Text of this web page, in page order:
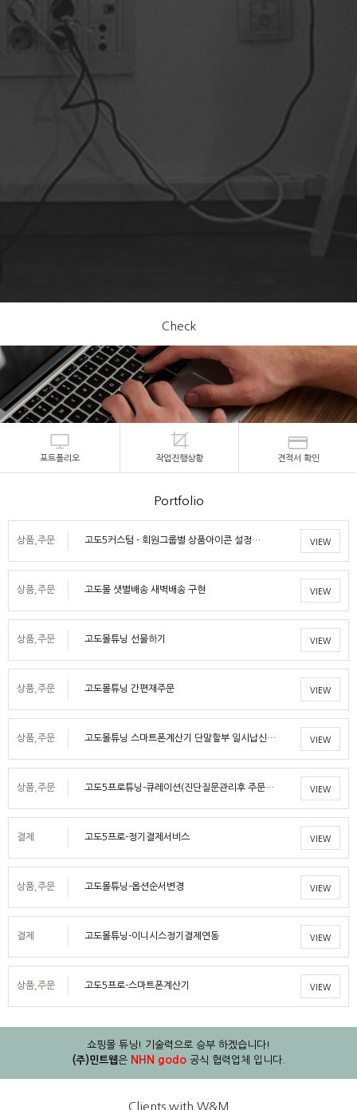
Check
포트폴리오 작업진행상황 견적서 확인
Portfolio
상품,주문 고도5커스텀 - 회원그룹별 상품아이콘 설정… VIEW
상품,주문 고도몰 샛별배송 새벽배송 구현 VIEW
상품,주문 고도몰튜닝 선물하기 VIEW
상품,주문 고도몰튜닝 간편재주문 VIEW
상품,주문 고도몰튜닝 스마트폰계산기 단말할부 일시납신… VIEW
상품,주문 고도5프로튜닝-큐레이션(진단질문관리후 주문… VIEW
결제 고도5프로-정기결제서비스 VIEW
상품,주문 고도몰튜닝-옵션순서변경 VIEW
결제 고도몰튜닝-이니시스정기결제연동 VIEW
상품,주문 고도5프로-스마트폰계산기 VIEW
쇼핑몰 튜닝! 기술력으로 승부 하겠습니다!
(주)민트웹은 NHN godo공식 협력업체 입니다.
Clients with W&M